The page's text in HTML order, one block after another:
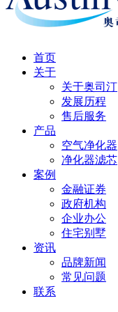
首页
关于
关于奥司汀
发展历程
售后服务
产品
空气净化器
净化器滤芯
案例
金融证券
政府机构
企业办公
住宅别墅
资讯
品牌新闻
常见问题
联系